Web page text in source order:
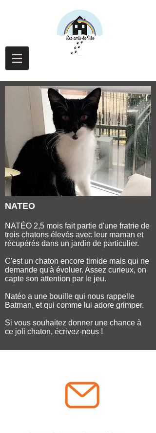
NATEO
NATÉO 2,5 mois fait partie d'une fratrie de
trois chatons élevés avec leur maman et
récupérés dans un jardin de particulier.
C'est un chaton encore timide mais qui ne
demande qu'à évoluer. Assez curieux, on
capte son attention par le jeu.
Natéo a une bouille qui nous rappelle
Batman, et qui comme lui adore grimper.
Si vous souhaitez donner une chance à
ce joli chaton, écrivez-nous !